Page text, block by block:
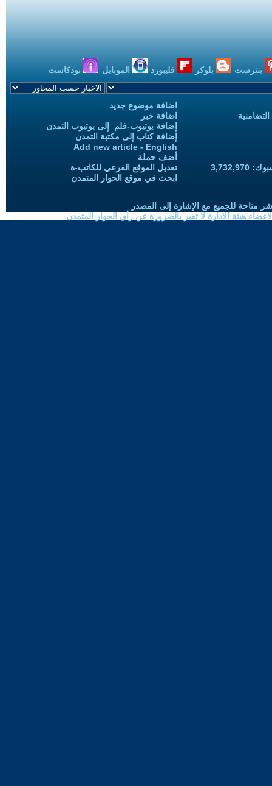
بنترست بلوكر فليبورد الموبايل بودكاست
اضافة موضوع جديد
اضافة خبر
إضافة يوتيوب-فلم إلى يوتيوب التمدن
إضافة كتاب إلى مكتبة التمدن
Add new article - English
أضف حملة
تعديل الموقع الفرعي للكاتب-ة
ابحث في موقع الحوار المتمدن
متاحة للجميع مع الإشارة إلى المصدر
هيئة الادارة لا تعبر بالضرورة عن رأي الحوار المتمدن